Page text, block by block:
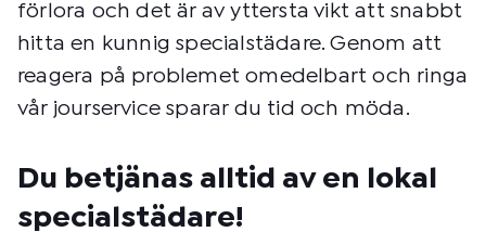
förlora och det är av yttersta vikt att snabbt
hitta en kunnig specialstädare. Genom att
reagera på problemet omedelbart och ringa
vår jourservice sparar du tid och möda.
Du betjänas alltid av en lokal
specialstädare!